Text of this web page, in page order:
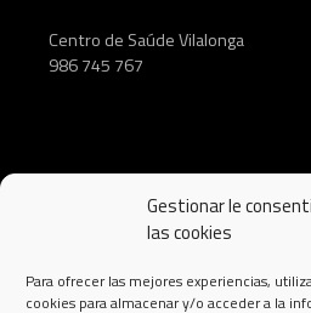
Gestionar le
las cookies
Para ofrecer las mejores experiencias,
cookies para almacenar y/o acceder a la
Centro de Saúde Vilalonga
986 745 767
SÍGUENOS